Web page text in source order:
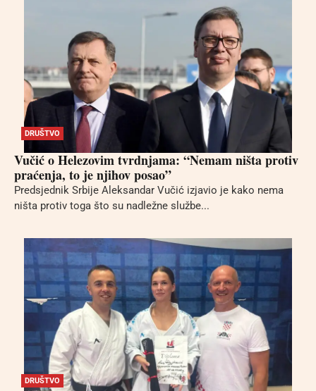
DRUŠTVO
Vučić o Helezovim tvrdnjama: “Nemam ništa protiv
praćenja, to je njihov posao”
Predsjednik Srbije Aleksandar Vučić izjavio je kako nema
ništa protiv toga što su nadležne službe...
DRUŠTVO